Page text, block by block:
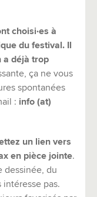
choisi·es à
du festival. Il
a déjà trop
ça ne vous
spontanées
: info (at)
un lien vers
en pièce jointe.
dessinée, du
intéresse pas.